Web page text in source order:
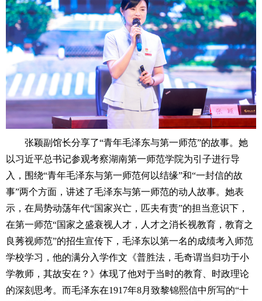
张颖副馆长分享了“青年毛泽东与第一师范”的故事。她
以习近平总书记参观考察湖南第一师范学院为引子进行导
入，围绕“青年毛泽东与第一师范何以结缘”和“一封信的故
事”两个方面，讲述了毛泽东与第一师范的动人故事。她表
示，在局势动荡年代“国家兴亡，匹夫有责”的担当意识下，
在第一师范“国家之盛衰视人才，人才之消长视教育，教育之
良莠视师范”的招生宣传下，毛泽东以第一名的成绩考入师范
学校学习，他的满分入学作文《普胜法，毛奇谓当归功于小
学教师，其故安在？》体现了他对于当时的教育、时政理论
的深刻思考。而毛泽东在1917年8月致黎锦熙信中所写的“十